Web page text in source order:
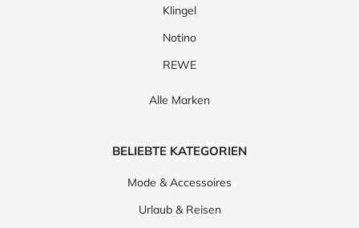
Klingel
Notino
REWE
Alle Marken
BELIEBTE KATEGORIEN
Mode & Accessoires
Urlaub & Reisen